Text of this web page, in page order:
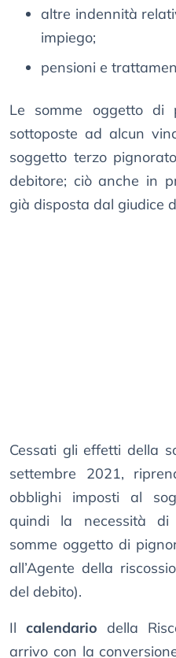
altre indennità
impiego;
pensioni e
Le somme oggetto di
sottoposte ad alcun
soggetto terzo
debitore; ciò anche in
già disposta dal giudice
Cessati gli effetti della
settembre 2021,
obblighi imposti al
quindi la necessità di
somme oggetto di
all’Agente della
del debito).
Il calendario della
arrivo con la